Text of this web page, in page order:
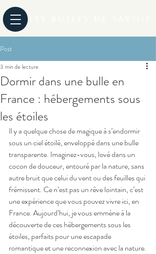
Post
Dormir dans une bulle en
France : hébergements sous
les étoiles
3 min de lecture
Il y a quelque chose de magique à s’endormir
sous un ciel étoilé, enveloppé dans une bulle
transparente. Imaginez-vous, lové dans un
cocon de douceur, entouré par la nature, sans
autre bruit que celui du vent ou des feuilles qui
frémissent. Ce n’est pas un rêve lointain, c’est
une expérience que vous pouvez vivre ici, en
France. Aujourd’hui, je vous emmène à la
découverte de ces hébergements sous les
étoiles, parfaits pour une escapade
romantique et une reconnexion avec la nature.